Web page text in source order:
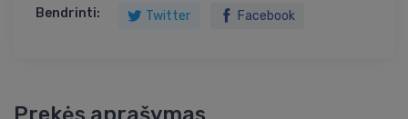
Bendrinti: Twitter Facebook